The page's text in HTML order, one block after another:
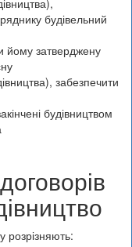
будівельний
йому затверджену
забезпечити
будівництвом
розрізняють: